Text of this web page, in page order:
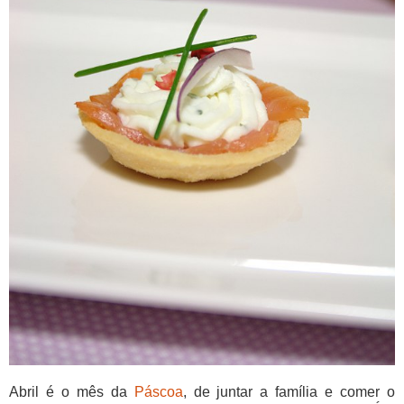
Abril é o mês da Páscoa, de juntar a família e comer o